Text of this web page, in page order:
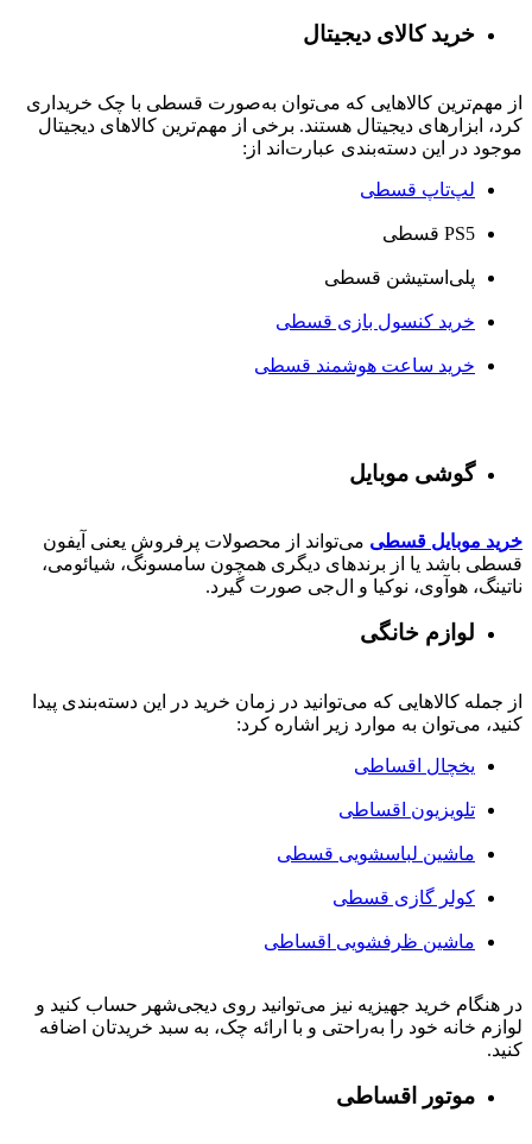
خرید کالای دیجیتال
از مهم‌ترین کالاهایی که می‌توان به‌صورت قسطی با چک خریداری
کرد، ابزارهای دیجیتال هستند. برخی از مهم‌ترین کالاهای دیجیتال
موجود در این دسته‌بندی عبارت‌اند از:
لپ‌تاپ قسطی
PS5 قسطی
پلی‌استیشن قسطی
خرید کنسول بازی قسطی
خرید ساعت هوشمند قسطی
گوشی موبایل
خرید موبایل قسطی می‌تواند از محصولات پرفروش یعنی آیفون
قسطی باشد یا از برندهای دیگری همچون سامسونگ، شیائومی،
ناتینگ، هوآوی، نوکیا و ال‌جی صورت گیرد.
لوازم خانگی
از جمله کالاهایی که می‌توانید در زمان خرید در این دسته‌بندی پیدا
کنید، می‌توان به موارد زیر اشاره کرد:
یخچال اقساطی
تلویزیون اقساطی
ماشین لباسشویی قسطی
کولر گازی قسطی
ماشین ظرفشویی اقساطی
در هنگام خرید جهیزیه نیز می‌توانید روی دیجی‌شهر حساب کنید و
لوازم خانه خود را به‌راحتی و با ارائه چک، به سبد خریدتان اضافه
کنید.
موتور اقساطی